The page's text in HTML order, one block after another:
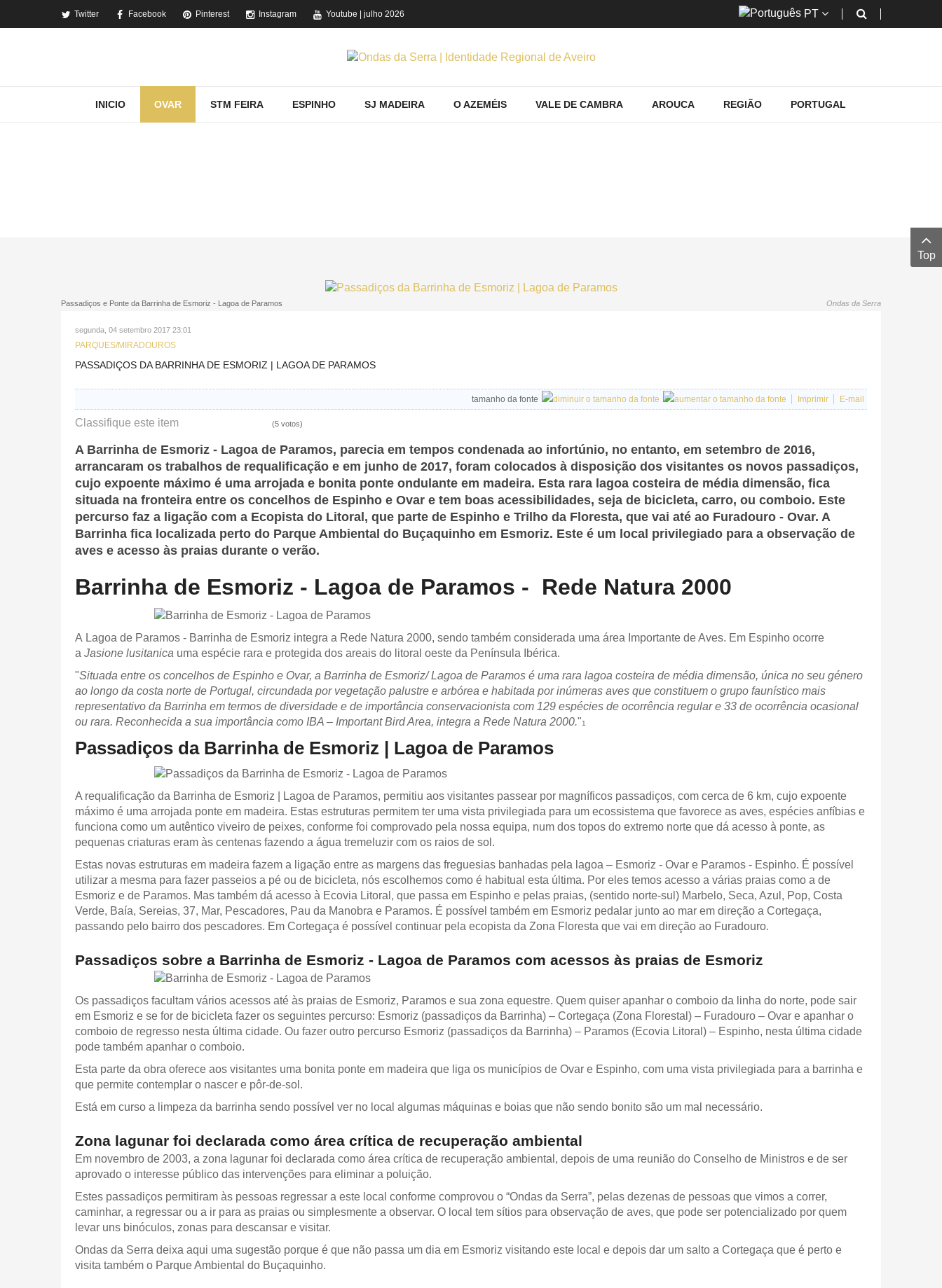
Twitter Facebook Pinterest Instagram Youtube | julho 2026 PT
INICIO OVAR STM FEIRA ESPINHO SJ MADEIRA O AZEMÉIS VALE DE CAMBRA AROUCA REGIÃO PORTUGAL
Passadiços e Ponte da Barrinha de Esmoriz - Lagoa de Paramos Ondas da Serra
segunda, 04 setembro 2017 23:01
PARQUES/MIRADOUROS
PASSADIÇOS DA BARRINHA DE ESMORIZ | LAGOA DE PARAMOS
tamanho da fonte Imprimir E-mail
Classifique este item (5 votos)
A Barrinha de Esmoriz - Lagoa de Paramos, parecia em tempos condenada ao infortúnio, no entanto, em setembro de 2016,
arrancaram os trabalhos de requalificação e em junho de 2017, foram colocados à disposição dos visitantes os novos passadiços,
cujo expoente máximo é uma arrojada e bonita ponte ondulante em madeira. Esta rara lagoa costeira de média dimensão, fica
situada na fronteira entre os concelhos de Espinho e Ovar e tem boas acessibilidades, seja de bicicleta, carro, ou comboio. Este
percurso faz a ligação com a Ecopista do Litoral, que parte de Espinho e Trilho da Floresta, que vai até ao Furadouro - Ovar. A
Barrinha fica localizada perto do Parque Ambiental do Buçaquinho em Esmoriz. Este é um local privilegiado para a observação de
aves e acesso às praias durante o verão.
Barrinha de Esmoriz - Lagoa de Paramos - Rede Natura 2000
A Lagoa de Paramos - Barrinha de Esmoriz integra a Rede Natura 2000, sendo também considerada uma área Importante de Aves. Em Espinho ocorre
a Jasione lusitanica uma espécie rara e protegida dos areais do litoral oeste da Península Ibérica.
"Situada entre os concelhos de Espinho e Ovar, a Barrinha de Esmoriz/ Lagoa de Paramos é uma rara lagoa costeira de média dimensão, única no seu género
ao longo da costa norte de Portugal, circundada por vegetação palustre e arbórea e habitada por inúmeras aves que constituem o grupo faunístico mais
representativo da Barrinha em termos de diversidade e de importância conservacionista com 129 espécies de ocorrência regular e 33 de ocorrência ocasional
ou rara. Reconhecida a sua importância como IBA – Important Bird Area, integra a Rede Natura 2000."1
Passadiços da Barrinha de Esmoriz | Lagoa de Paramos
A requalificação da Barrinha de Esmoriz | Lagoa de Paramos, permitiu aos visitantes passear por magníficos passadiços, com cerca de 6 km, cujo expoente
máximo é uma arrojada ponte em madeira. Estas estruturas permitem ter uma vista privilegiada para um ecossistema que favorece as aves, espécies anfíbias e
funciona como um autêntico viveiro de peixes, conforme foi comprovado pela nossa equipa, num dos topos do extremo norte que dá acesso à ponte, as
pequenas criaturas eram às centenas fazendo a água tremeluzir com os raios de sol.
Estas novas estruturas em madeira fazem a ligação entre as margens das freguesias banhadas pela lagoa – Esmoriz - Ovar e Paramos - Espinho. É possível
utilizar a mesma para fazer passeios a pé ou de bicicleta, nós escolhemos como é habitual esta última. Por eles temos acesso a várias praias como a de
Esmoriz e de Paramos. Mas também dá acesso à Ecovia Litoral, que passa em Espinho e pelas praias, (sentido norte-sul) Marbelo, Seca, Azul, Pop, Costa
Verde, Baía, Sereias, 37, Mar, Pescadores, Pau da Manobra e Paramos. É possível também em Esmoriz pedalar junto ao mar em direção a Cortegaça,
passando pelo bairro dos pescadores. Em Cortegaça é possível continuar pela ecopista da Zona Floresta que vai em direção ao Furadouro.
Passadiços sobre a Barrinha de Esmoriz - Lagoa de Paramos com acessos às praias de Esmoriz
Os passadiços facultam vários acessos até às praias de Esmoriz, Paramos e sua zona equestre. Quem quiser apanhar o comboio da linha do norte, pode sair
em Esmoriz e se for de bicicleta fazer os seguintes percurso: Esmoriz (passadiços da Barrinha) – Cortegaça (Zona Florestal) – Furadouro – Ovar e apanhar o
comboio de regresso nesta última cidade. Ou fazer outro percurso Esmoriz (passadiços da Barrinha) – Paramos (Ecovia Litoral) – Espinho, nesta última cidade
pode também apanhar o comboio.
Esta parte da obra oferece aos visitantes uma bonita ponte em madeira que liga os municípios de Ovar e Espinho, com uma vista privilegiada para a barrinha e
que permite contemplar o nascer e pôr-de-sol.
Está em curso a limpeza da barrinha sendo possível ver no local algumas máquinas e boias que não sendo bonito são um mal necessário.
Zona lagunar foi declarada como área crítica de recuperação ambiental
Em novembro de 2003, a zona lagunar foi declarada como área crítica de recuperação ambiental, depois de uma reunião do Conselho de Ministros e de ser
aprovado o interesse público das intervenções para eliminar a poluição.
Estes passadiços permitiram às pessoas regressar a este local conforme comprovou o “Ondas da Serra”, pelas dezenas de pessoas que vimos a correr,
caminhar, a regressar ou a ir para as praias ou simplesmente a observar. O local tem sítios para observação de aves, que pode ser potencializado por quem
levar uns binóculos, zonas para descansar e visitar.
Ondas da Serra deixa aqui uma sugestão porque é que não passa um dia em Esmoriz visitando este local e depois dar um salto a Cortegaça que é perto e
visita também o Parque Ambiental do Buçaquinho.
Top